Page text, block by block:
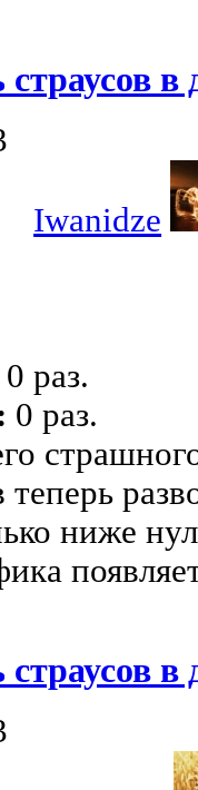
Iwanidze
0 раз.
0 раз.
ниже